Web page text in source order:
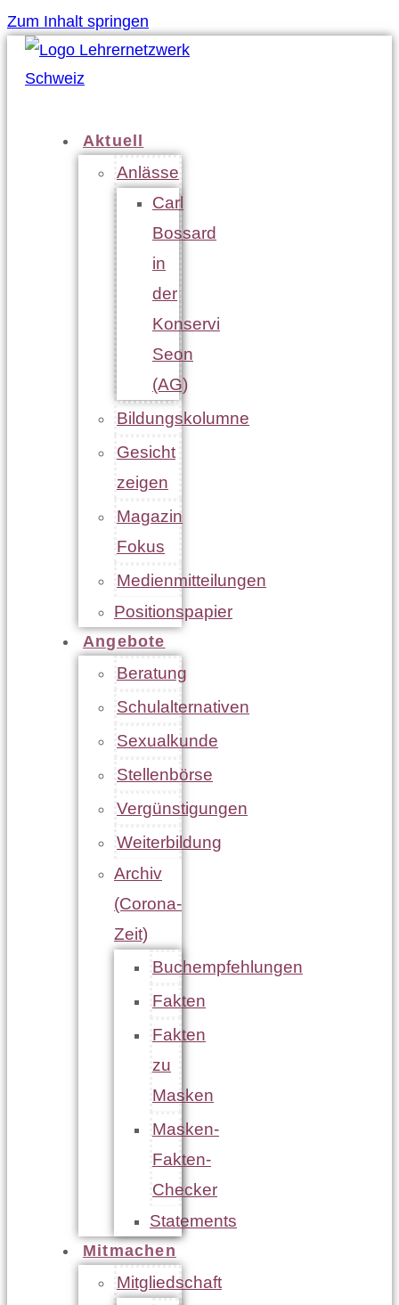
Zum Inhalt springen
Aktuell
Anlässe
Carl
Bossard
in
der
Konservi
Seon
(AG)
Bildungskolumne
Gesicht
zeigen
Magazin
Fokus
Medienmitteilungen
Positionspapier
Angebote
Beratung
Schulalternativen
Sexualkunde
Stellenbörse
Vergünstigungen
Weiterbildung
Archiv
(Corona-
Zeit)
Buchempfehlungen
Fakten
Fakten
zu
Masken
Masken-
Fakten-
Checker
Statements
Mitmachen
Mitgliedschaft